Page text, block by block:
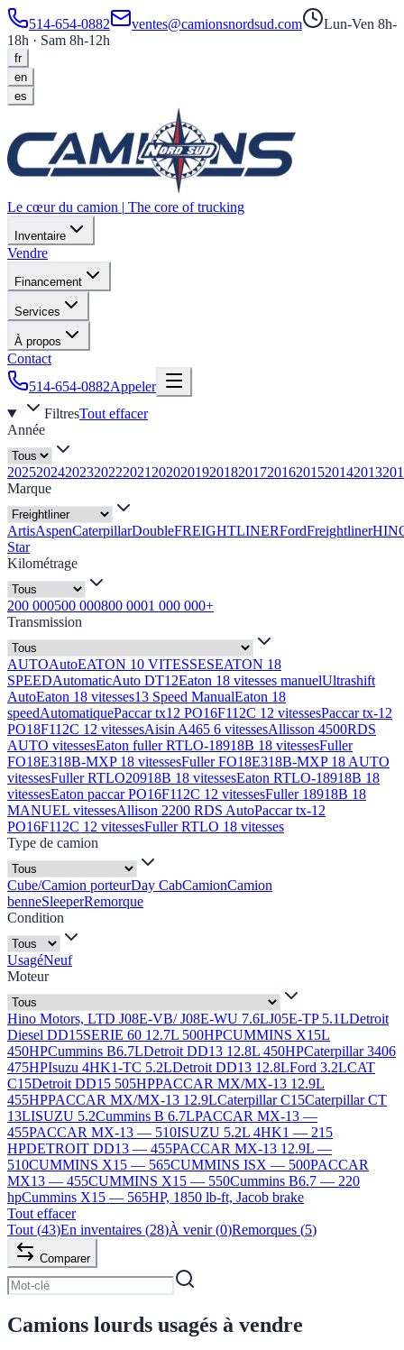
514-654-0882 ventes@camionsnordsud.com
Lun-Ven 8h-
18h · Sam 8h-12h
fr
en
es
Le cœur du camion | The core of trucking
Inventaire
Vendre
Financement
Services
À propos
Contact
514-654-0882Appeler
FiltresTout effacer
Année
20252024202320222021 20202019201820172016201520142013
Marque
ArtisAspenCaterpillarDoubleFREIGHTLINERFordFreightliner
Star
Kilométrage
200 000500 000800 0001 000 000+
Transmission
AUTOAutoEATON 10 VITESSESEATON 18
SPEEDAutomaticAuto DT12Eaton 18 vitesses manuelUltrashift
AutoEaton 18 vitesses13 Speed ManualEaton 18
speedAutomatiquePaccar tx12 PO16F112C 12 vitessesPaccar tx-12
PO18F112C 12 vitessesAisin A465 6 vitessesAllisson 4500RDS
AUTO vitessesEaton fuller RTLO-18918B 18 vitessesFuller
FO18E318B-MXP 18 vitessesFuller FO18E318B-MXP 18 AUTO
vitessesFuller RTLO20918B 18 vitessesEaton RTLO-18918B 18
vitessesEaton paccar PO16F112C 12 vitessesFuller 18918B 18
MANUEL vitessesAllison 2200 RDS AutoPaccar tx-12
PO16F112C 12 vitessesFuller RTLO 18 vitesses
Type de camion
Cube/Camion porteurDay CabCamionCamion
benneSleeperRemorque
Condition
UsagéNeuf
Moteur
Hino Motors, LTD J08E-VB/ J08E-WU 7.6LJ05E-TP 5.1LDetroit
Diesel DD15SERIE 60 12.7L 500HPCUMMINS X15L
450HPCummins B6.7LDetroit DD13 12.8L 450HPCaterpillar 3406
475HPIsuzu 4HK1-TC 5.2LDetroit DD13 12.8LFord 3.2LCAT
C15Detroit DD15 505HPPACCAR MX/MX-13 12.9L
455HPPACCAR MX/MX-13 12.9LCaterpillar C15Caterpillar CT
13LISUZU 5.2Cummins B 6.7LPACCAR MX-13 —
455PACCAR MX-13 — 510ISUZU 5.2L 4HK1 — 215
HPDETROIT DD13 — 455PACCAR MX-13 12.9L —
510CUMMINS X15 — 565CUMMINS ISX — 500PACCAR
MX13 — 455CUMMINS X15 — 550Cummins B6.7 — 220
hpCummins X15 — 565HP, 1850 lb-ft, Jacob brake
Tout effacer
Tout (43)En inventaires (28)À venir (0)Remorques (5)
Comparer
Camions lourds usagés à vendre